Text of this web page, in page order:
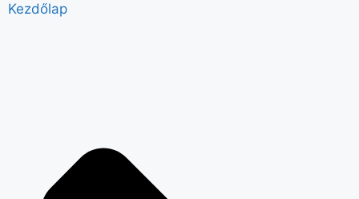
Kezdőlap